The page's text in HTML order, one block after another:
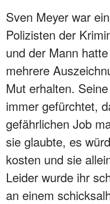
Sven Meyer war
Polizisten der
und der Mann
mehrere
Mut erhalten.
immer gefürchtet,
gefährlichen Job
sie glaubte, es
kosten und sie
Leider wurde ihr
an einem